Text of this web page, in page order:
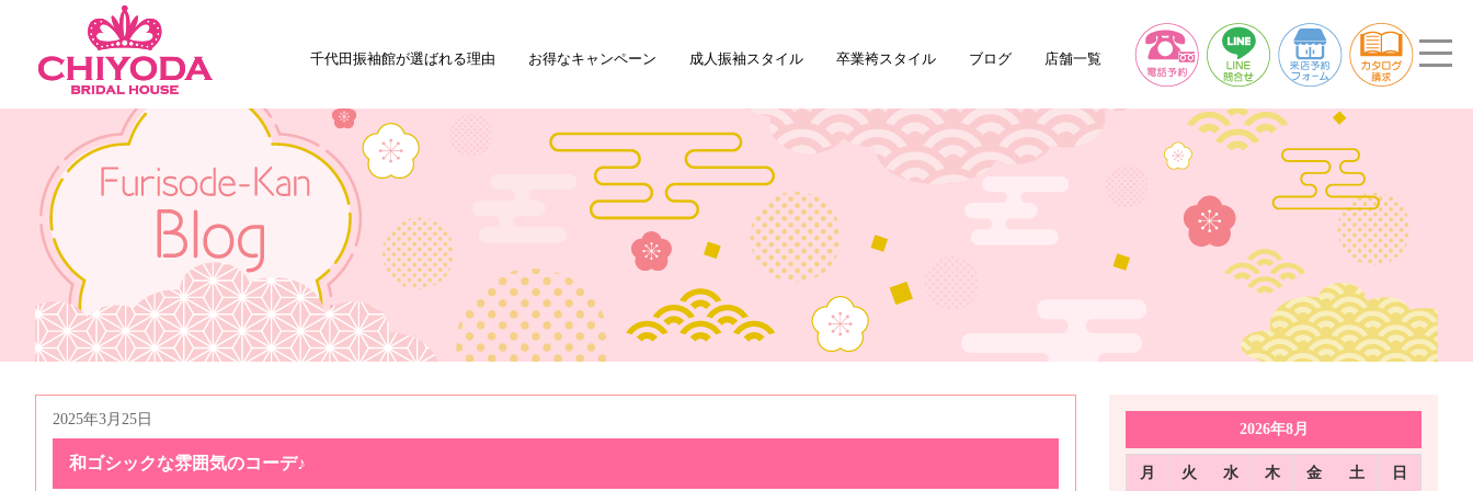
千代田振袖館が選ばれる理由 お得なキャンペーン 成人振袖スタイル 卒業袴スタイル ブログ 店舗一覧
2025年3月25日
和ゴシックな雰囲気のコーデ♪
2026年8月
月 火 水 木 金 土 日